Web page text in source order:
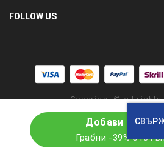
Добави в
Грабни -39%
FOLLOW US
Copyright © all rights